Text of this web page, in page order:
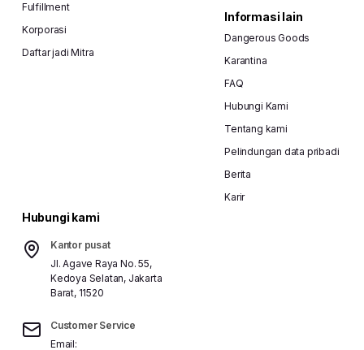
Fulfillment
Korporasi
Daftar jadi Mitra
Informasi lain
Dangerous Goods
Karantina
FAQ
Hubungi Kami
Tentang kami
Pelindungan data pribadi
Berita
Karir
Hubungi kami
Kantor pusat
Jl. Agave Raya No. 55,
Kedoya Selatan, Jakarta
Barat, 11520
Customer Service
Email: